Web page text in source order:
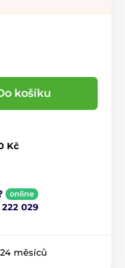
košíku
Kč
online
029
24 měsíců